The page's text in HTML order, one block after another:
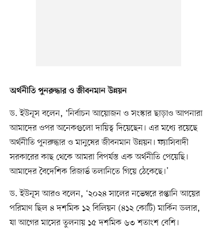
অর্থনীতি পুনরুদ্ধার ও জীবনমান উন্নয়ন
ড. ইউনূস বলেন, ‘নির্বাচন আয়োজন ও সংস্কার ছাড়াও আপনারা
আমাদের ওপর অনেকগুলো দায়িত্ব দিয়েছেন। এর মধ্যে রয়েছে
অর্থনীতি পুনরুদ্ধার ও মানুষের জীবনমান উন্নয়ন। ফ্যাসিবাদী
সরকারের কাছ থেকে আমরা বিপর্যস্ত এক অর্থনীতি পেয়েছি।
আমাদের বৈদেশিক রিজার্ভ তলানিতে গিয়ে ঠেকেছে।’
ড. ইউনূস আরও বলেন, ‘২০২৪ সালের নভেম্বরে রপ্তানি আয়ের
পরিমাণ ছিল ৪ দশমিক ১২ বিলিয়ন (৪১২ কোটি) মার্কিন ডলার,
যা আগের মাসের তুলনায় ১৫ দশমিক ৬৩ শতাংশ বেশি।